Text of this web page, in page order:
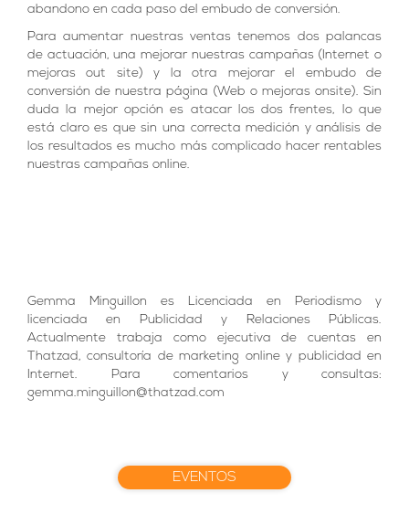
abandono en cada paso del embudo de conversión.
Para aumentar nuestras ventas tenemos dos palancas
de actuación, una mejorar nuestras campañas (Internet o
mejoras out site) y la otra mejorar el embudo de
conversión de nuestra página (Web o mejoras onsite). Sin
duda la mejor opción es atacar los dos frentes, lo que
está claro es que sin una correcta medición y análisis de
los resultados es mucho más complicado hacer rentables
nuestras campañas online.
Gemma Minguillon es Licenciada en Periodismo y
licenciada en Publicidad y Relaciones Públicas.
Actualmente trabaja como ejecutiva de cuentas en
Thatzad, consultoría de marketing online y publicidad en
Internet. Para comentarios y consultas:
gemma.minguillon@thatzad.com
EVENTOS